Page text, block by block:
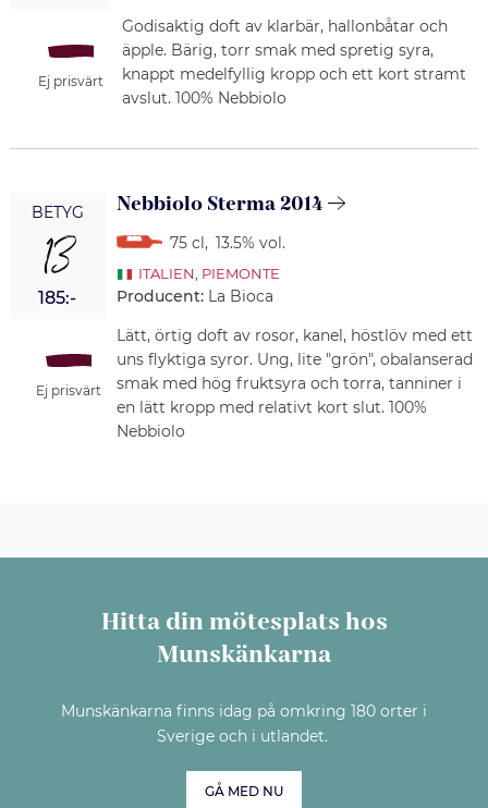
Ej prisvärt
Godisaktig doft av klarbär, hallonbåtar och
äpple. Bärig, torr smak med spretig syra,
knappt medelfyllig kropp och ett kort stramt
avslut. 100% Nebbiolo
BETYG
13
185:-
Ej prisvärt
Nebbiolo Sterma 2014
75 cl, 13.5% vol.
ITALIEN PIEMONTE
Producent: La Bioca
Lätt, örtig doft av rosor, kanel, höstlöv med ett
uns flyktiga syror. Ung, lite "grön", obalanserad
smak med hög fruktsyra och torra, tanniner i
en lätt kropp med relativt kort slut. 100%
Nebbiolo
Hitta din mötesplats hos
Munskänkarna
Munskänkarna finns idag på omkring 180 orter i
Sverige och i utlandet.
GÅ MED NU